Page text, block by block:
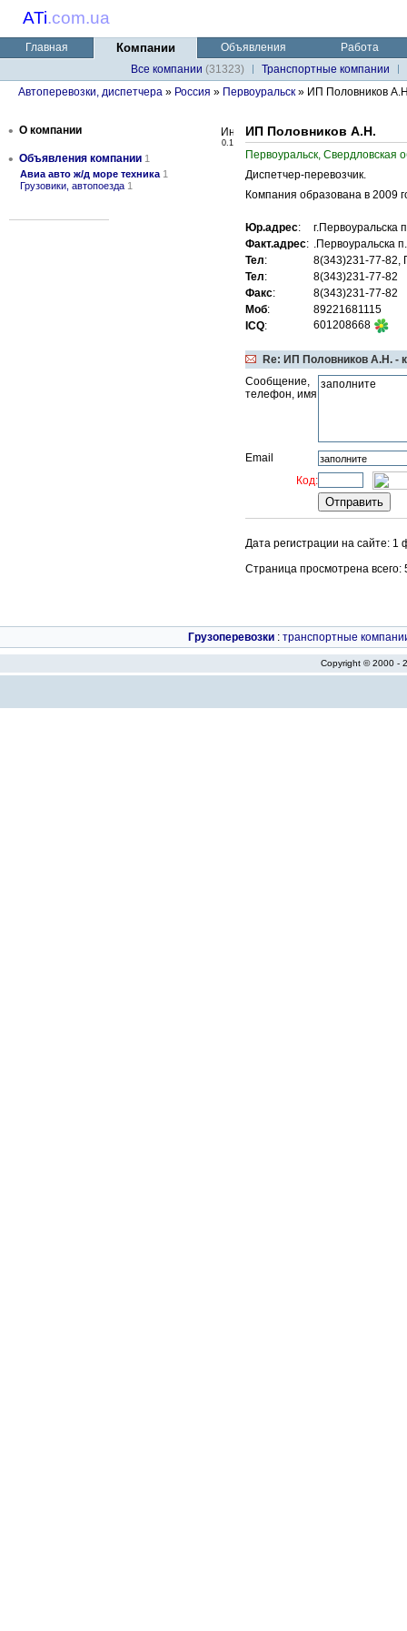
ATi.com.ua
Главная Компании Объявления
Работа
Все компании (31323)
Транспортные компании
Автоперевозки, диспетчера » Россия » Первоуральск » ИП Половников
• О компании
• Объявления компании 1
Авиа авто ж/д море техника 1
Грузовики, автопоезда 1
0.1
ИП Половников А.Н.
Первоуральск, Свердловская
Диспетчер-перевозчик.
Компания образована в 2009
Юр.адрес:
г.Первоуральска
Факт.адрес: .Первоуральска
Тел:
8(343)231-77-82,
Тел:
8(343)231-77-82
Факс:
8(343)231-77-82
Моб:
89221681115
ICQ: 601208668
Re: ИП Половников А.Н. -
Сообщение,
телефон, имя
Email
Код:
Дата регистрации на сайте: 1
Страница просмотрена всего:
Грузоперевозки : транспортные
Copyright © 2000 -